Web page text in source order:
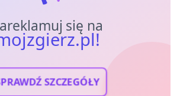
się na
SZCZEGÓŁY